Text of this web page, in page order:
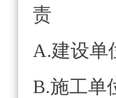
责
A.建设单
B.施工单